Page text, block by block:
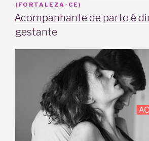
tenho
alta
normal?”
EM
(FORTALEZA-CE)
Acompanhante de parto é
gestante